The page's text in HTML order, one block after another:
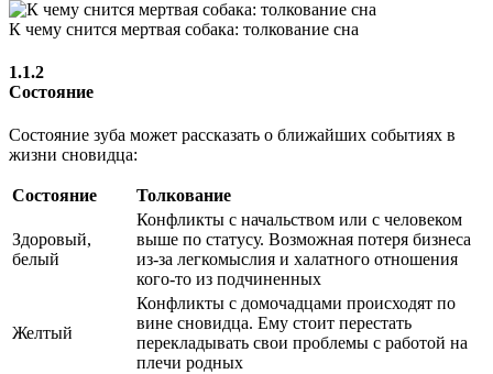
К чему снится мертвая собака: толкование сна
1.1.2
Состояние
Состояние зуба может рассказать о ближайших событиях в
жизни сновидца:
Состояние Толкование
Здоровый,
белый
Конфликты с начальством или с человеком
выше по статусу. Возможная потеря бизнеса
из-за легкомыслия и халатного отношения
кого-то из подчиненных
Желтый
Конфликты с домочадцами происходят по
вине сновидца. Ему стоит перестать
перекладывать свои проблемы с работой на
плечи родных